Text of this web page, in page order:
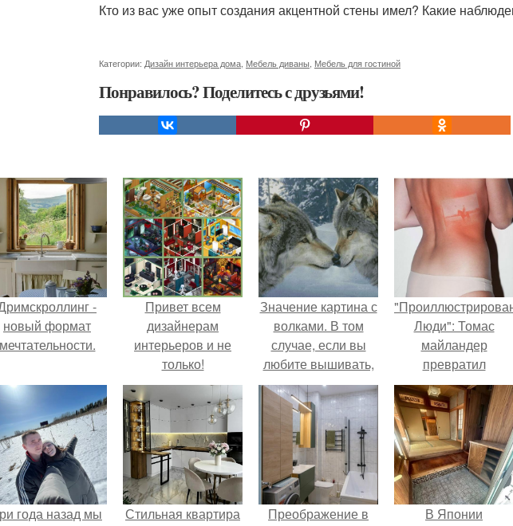
Кто из вас уже опыт создания акцентной стены имел? Какие
Категории: Дизайн интерьера дома Мебель диваны Мебель для гостиной
Понравилось? Поделитесь с друзьями!
-
новый формат
мечтательности.
Привет всем
дизайнерам
интерьеров и не
только!
Значение картина с
волками. В том
случае, если вы
любите вышивать,
то наверняка
задумывались о
том, что означает та
или иная вышитая
вами картина.
Люди": Томас
майландер
превратил
солнечные ожоги в
арт - объект.
года назад мы
Стильная квартира
Преображение в
В Японии